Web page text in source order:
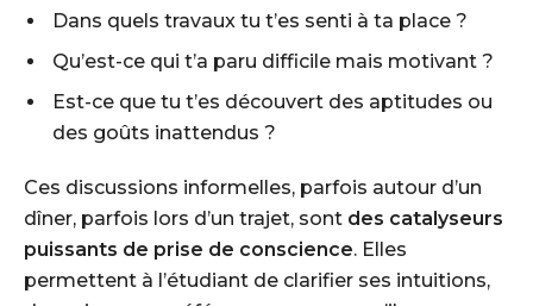
Dans quels travaux tu t’es senti à ta place ?
Qu’est-ce qui t’a paru difficile mais motivant ?
Est-ce que tu t’es découvert des aptitudes ou
des goûts inattendus ?
Ces discussions informelles, parfois autour d’un
dîner, parfois lors d’un trajet, sont des catalyseurs
puissants de prise de conscience. Elles
permettent à l’étudiant de clarifier ses intuitions,